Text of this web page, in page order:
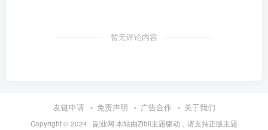
暂无评论内容
友链申请 免责声明 广告合作 关于我们
Copyright © 2024 · 副业网 本站由Zibll主题驱动，请支持正版主题